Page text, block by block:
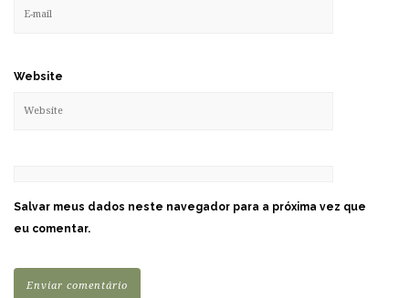
Website
Salvar meus dados neste navegador para a próxima vez que
eu comentar.